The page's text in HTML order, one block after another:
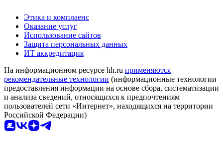
Этика и комплаенс
Оказание услуг
Использование сайтов
Защита персональных данных
ИТ аккредитация
На информационном ресурсе hh.ru применяются
рекомендательные технологии (информационные технологии
предоставления информации на основе сбора, систематизации
и анализа сведений, относящихся к предпочтениям
пользователей сети «Интернет», находящихся на территории
Российской Федерации)